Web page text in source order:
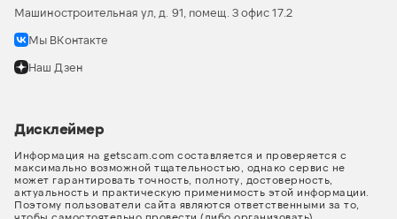
Машиностроительная ул, д. 91, помещ. 3 офис 17.2
Мы ВКонтакте
Наш Дзен
Дисклеймер
Информация на getscam.com составляется и проверяется с
максимально возможной тщательностью, однако сервис не
может гарантировать точность, полноту, достоверность,
актуальность и практическую применимость этой информации.
Поэтому пользователи сайта являются ответственными за то,